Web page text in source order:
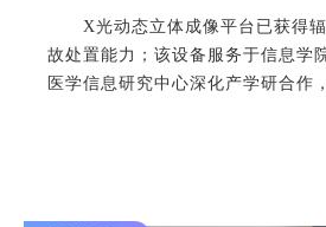
X光动态立体成像平台已获得
故处置能力；该设备服务于信息学
医学信息研究中心深化产学研合作